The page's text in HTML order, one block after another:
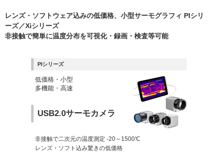
レンズ・ソフトウェア込みの低価格、小型サーモグラフィ PIシリ
ーズ／Xiシリーズ
非接触で簡単に温度分布を可視化・録画・検査等可能
PIシリーズ
低価格・小型
多機能・高速
USB2.0サーモカメラ
非接触で二次元の温度測定 -20～1500℃
レンズ・ソフト込み驚きの低価格